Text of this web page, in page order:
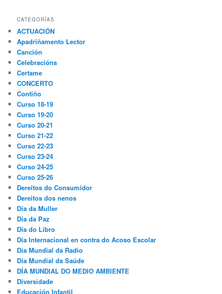
CATEGORÍAS
ACTUACIÓN
Apadriñamento Lector
Canción
Celebracións
Certame
CONCERTO
Contiño
Curso 18-19
Curso 19-20
Curso 20-21
Curso 21-22
Curso 22-23
Curso 23-24
Curso 24-25
Curso 25-26
Dereitos do Consumidor
Dereitos dos nenos
Día da Muller
Día da Paz
Día do Libro
Día Internacional en contra do Acoso Escolar
Día Mundial da Radio
Día Mundial da Saúde
DÍA MUNDIAL DO MEDIO AMBIENTE
Diversidade
Educación Infantil